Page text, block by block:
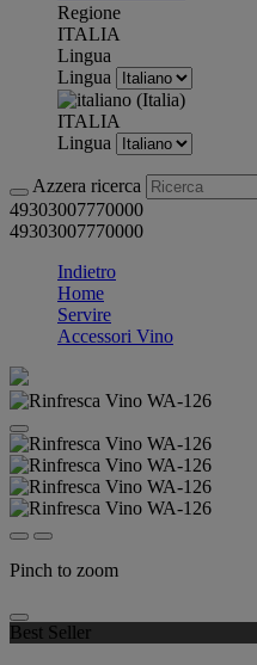
Regione
ITALIA
Lingua
Lingua
ITALIA
Lingua
Azzera ricerca
49303007770000
49303007770000
Indietro
Home
Servire
Accessori Vino
Pinch to zoom
Best Seller